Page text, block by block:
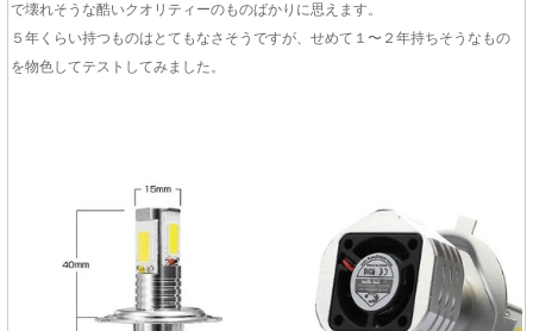
で壊れそうな酷いクオリティーのものばかりに思えます。
５年くらい持つものはとてもなさそうですが、せめて１〜２年持ちそうなもの
を物色してテストしてみました。